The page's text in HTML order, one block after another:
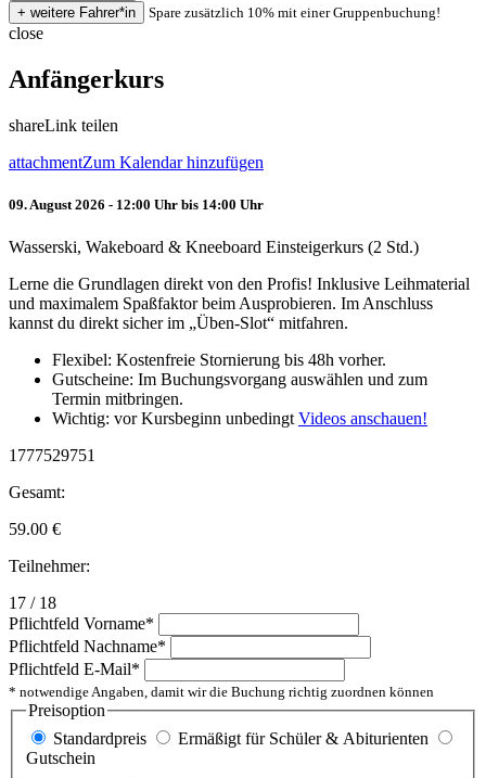
Spare zusätzlich 10% mit einer Gruppenbuchung!
close
Anfängerkurs
shareLink teilen
attachmentZum Kalendar hinzufügen
09. August 2026 - 12:00 Uhr bis 14:00 Uhr
Wasserski, Wakeboard & Kneeboard Einsteigerkurs (2 Std.)
Lerne die Grundlagen direkt von den Profis! Inklusive Leihmaterial
und maximalem Spaßfaktor beim Ausprobieren. Im Anschluss
kannst du direkt sicher im „Üben-Slot“ mitfahren.
Flexibel: Kostenfreie Stornierung bis 48h vorher.
Gutscheine: Im Buchungsvorgang auswählen und zum
Termin mitbringen.
Wichtig: vor Kursbeginn unbedingt Videos anschauen!
1777529751
Gesamt:
59.00 €
Teilnehmer:
17 / 18
Pflichtfeld Vorname*
Pflichtfeld Nachname*
Pflichtfeld E-Mail*
* notwendige Angaben, damit wir die Buchung richtig zuordnen können
Preisoption
Standardpreis
Ermäßigt für Schüler & Abiturienten
Gutschein